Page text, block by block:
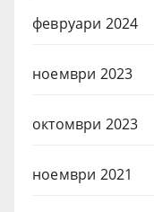
февруари 2024
ноември 2023
октомври 2023
ноември 2021